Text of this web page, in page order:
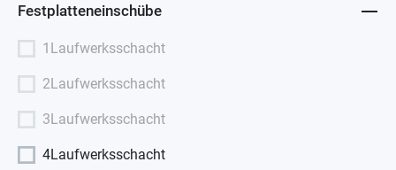
Festplatteneinschübe
1Laufwerksschacht
2Laufwerksschacht
3Laufwerksschacht
4Laufwerksschacht